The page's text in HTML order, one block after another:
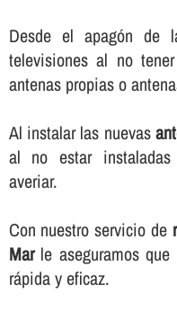
Desde el apagón de
televisiones al no
antenas propias o
Al instalar las nuevas
al no estar
averiar.
Con nuestro servicio de
Marle aseguramos que
rápida y eficaz.